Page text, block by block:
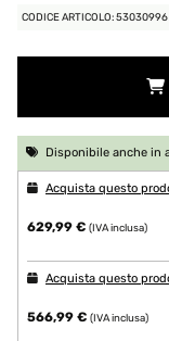
CODICE ARTICOLO: 53030996
Disponibile anche in
Acquista questo
629,99 € (IVA inclusa)
Acquista questo
566,99 € (IVA inclusa)